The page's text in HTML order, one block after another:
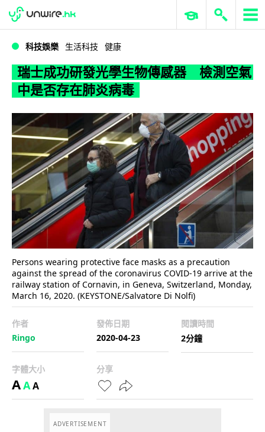
WWDC 2026 ERP 與商業 AI
科技娛樂 生活科技 健康
瑞士成功研發光學生物傳感器 檢測空氣
中是否存在肺炎病毒
Persons wearing protective face masks as a precaution
against the spread of the coronavirus COVID-19 arrive at the
railway station of Cornavin, in Geneva, Switzerland, Monday,
March 16, 2020. (KEYSTONE/Salvatore Di Nolfi)
作者
Ringo
發佈日期
2020-04-23
閱讀時間
2分鐘
字體大小
AAA
分享
ADVERTISEMENT